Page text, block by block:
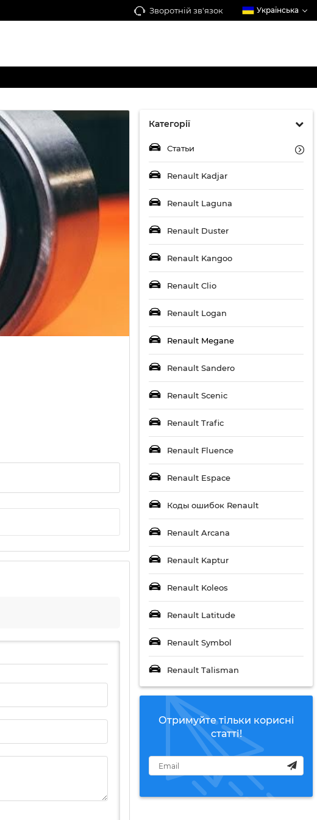
Зворотній зв'язок Українська
Категорії
Статьи
Renault Kadjar
Renault Laguna
Renault Duster
Renault Kangoo
Renault Clio
Renault Logan
Renault Megane
Renault Sandero
Renault Scenic
Renault Trafic
Renault Fluence
Renault Espace
Коды ошибок Renault
Renault Arcana
Renault Kaptur
Renault Koleos
Renault Latitude
Renault Symbol
Renault Talisman
Отримуйте тільки корисні
статті!